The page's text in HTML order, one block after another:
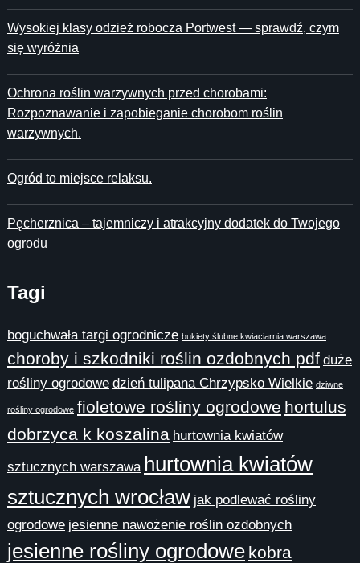
Wysokiej klasy odzież robocza Portwest — sprawdź, czym
się wyróżnia
Ochrona roślin warzywnych przed chorobami:
Rozpoznawanie i zapobieganie chorobom roślin
warzywnych.
Ogród to miejsce relaksu.
Pęcherznica – tajemniczy i atrakcyjny dodatek do Twojego
ogrodu
Tagi
boguchwała targi ogrodnicze bukiety ślubne kwiaciarnia warszawa
choroby i szkodniki roślin ozdobnych pdf duże
rośliny ogrodowe dzień tulipana Chrzypsko Wielkie dziwne
rośliny ogrodowe fioletowe rośliny ogrodowe hortulus
dobrzyca k koszalina hurtownia kwiatów
sztucznych warszawa hurtownia kwiatów
sztucznych wrocław jak podlewać rośliny
ogrodowe jesienne nawożenie roślin ozdobnych
jesienne rośliny ogrodowe kobra